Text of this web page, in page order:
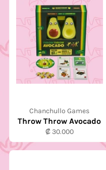
Chanchullo Games
Throw Throw Avocado
Precio
habitual
₡ 30.000